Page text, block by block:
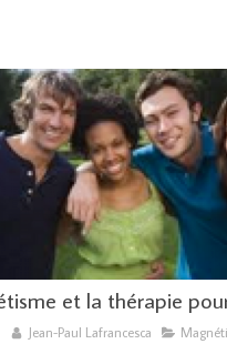
Jean-Paul Lafrancesca